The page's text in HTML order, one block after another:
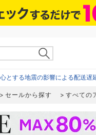
とする地震の影響による配送遅
セールから探す すべての